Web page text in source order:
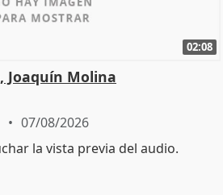
02:08
Joaquín Molina
07/08/2026